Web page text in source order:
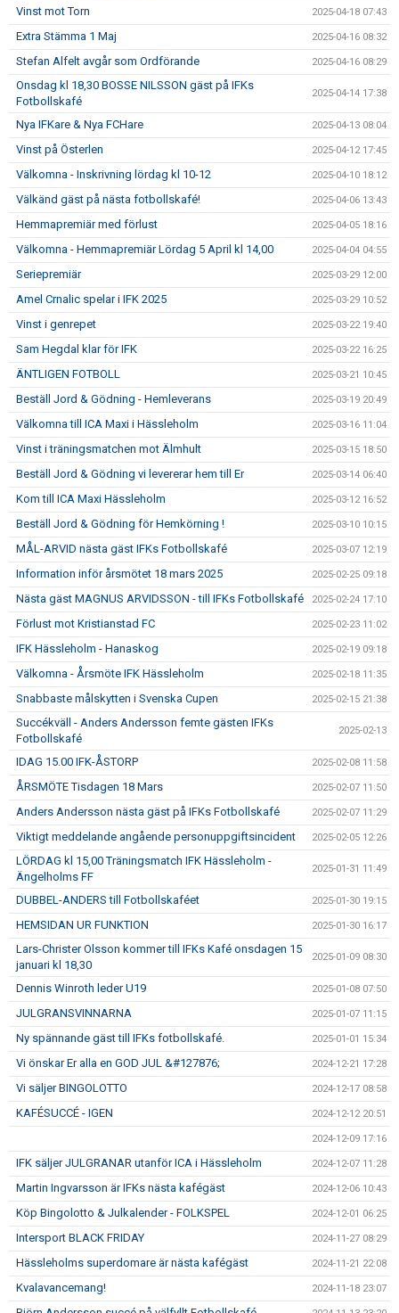
Vinst mot Torn 2025-04-18 07:43
Extra Stämma 1 Maj 2025-04-16 08:32
Stefan Alfelt avgår som Ordförande 2025-04-16 08:29
Onsdag kl 18,30 BOSSE NILSSON gäst på IFKs
Fotbollskafé
2025-04-14 17:38
Nya IFKare & Nya FCHare 2025-04-13 08:04
Vinst på Österlen 2025-04-12 17:45
Välkomna - Inskrivning lördag kl 10-12 2025-04-10 18:12
Välkänd gäst på nästa fotbollskafé! 2025-04-06 13:43
Hemmapremiär med förlust 2025-04-05 18:16
Välkomna - Hemmapremiär Lördag 5 April kl 14,00 2025-04-04 04:55
Seriepremiär 2025-03-29 12:00
Amel Crnalic spelar i IFK 2025 2025-03-29 10:52
Vinst i genrepet 2025-03-22 19:40
Sam Hegdal klar för IFK 2025-03-22 16:25
ÄNTLIGEN FOTBOLL 2025-03-21 10:45
Beställ Jord & Gödning - Hemleverans 2025-03-19 20:49
Välkomna till ICA Maxi i Hässleholm 2025-03-16 11:04
Vinst i träningsmatchen mot Älmhult 2025-03-15 18:50
Beställ Jord & Gödning vi levererar hem till Er 2025-03-14 06:40
Kom till ICA Maxi Hässleholm 2025-03-12 16:52
Beställ Jord & Gödning för Hemkörning ! 2025-03-10 10:15
MÅL-ARVID nästa gäst IFKs Fotbollskafé 2025-03-07 12:19
Information inför årsmötet 18 mars 2025 2025-02-25 09:18
Nästa gäst MAGNUS ARVIDSSON - till IFKs Fotbollskafé 2025-02-24 17:10
Förlust mot Kristianstad FC 2025-02-23 11:02
IFK Hässleholm - Hanaskog 2025-02-19 09:18
Välkomna - Årsmöte IFK Hässleholm 2025-02-18 11:35
Snabbaste målskytten i Svenska Cupen 2025-02-15 21:38
Succékväll - Anders Andersson femte gästen IFKs
Fotbollskafé
2025-02-13
IDAG 15.00 IFK-ÅSTORP 2025-02-08 11:58
ÅRSMÖTE Tisdagen 18 Mars 2025-02-07 11:50
Anders Andersson nästa gäst på IFKs Fotbollskafé 2025-02-07 11:29
Viktigt meddelande angående personuppgiftsincident 2025-02-05 12:26
LÖRDAG kl 15,00 Träningsmatch IFK Hässleholm -
Ängelholms FF
2025-01-31 11:49
DUBBEL-ANDERS till Fotbollskaféet 2025-01-30 19:15
HEMSIDAN UR FUNKTION 2025-01-30 16:17
Lars-Christer Olsson kommer till IFKs Kafé onsdagen 15
januari kl 18,30
2025-01-09 08:30
Dennis Winroth leder U19 2025-01-08 07:50
JULGRANSVINNARNA 2025-01-07 11:15
Ny spännande gäst till IFKs fotbollskafé. 2025-01-01 15:34
Vi önskar Er alla en GOD JUL &#127876; 2024-12-21 17:28
Vi säljer BINGOLOTTO 2024-12-17 08:58
KAFÉSUCCÉ - IGEN 2024-12-12 20:51
2024-12-09 17:16
IFK säljer JULGRANAR utanför ICA i Hässleholm 2024-12-07 11:28
Martin Ingvarsson är IFKs nästa kafégäst 2024-12-06 10:43
Köp Bingolotto & Julkalender - FOLKSPEL 2024-12-01 06:25
Intersport BLACK FRIDAY 2024-11-27 08:29
Hässleholms superdomare är nästa kafégäst 2024-11-21 22:08
Kvalavancemang! 2024-11-18 23:07